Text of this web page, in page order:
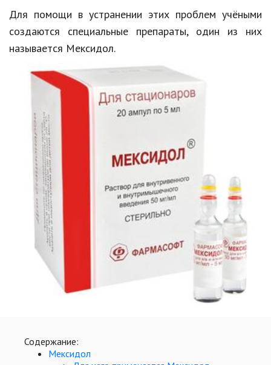
Домашние животные
Семья и дети
Строительство
Культура и общество
Мода и стиль
Бизнес
Хобби и развлечения
Финансы
Юриспруденция
Природа
Образование
Для помощи в устранении этих проблем учёными
создаются специальные препараты, один из них
называется Мексидол.
Содержание:
Мексидол